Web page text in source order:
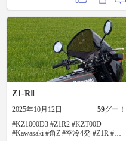
Z1-RⅡ
2025年10月12日 59グー！
#KZ1000D3 #Z1R2 #KZT00D
#Kawasaki #角Z #空冷4発 #Z1R #オ